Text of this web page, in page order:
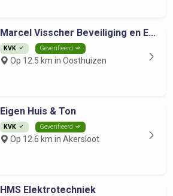
Marcel Visscher Beveiliging en E...
KVK Geverifieerd
Op 12.5 km in Oosthuizen
Eigen Huis & Ton
KVK Geverifieerd
Op 12.6 km in Akersloot
HMS Elektrotechniek